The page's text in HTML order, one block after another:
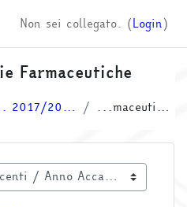
Non sei collegato. (Login)
Farmaceutiche
... 2017/2018 ...maceutiche